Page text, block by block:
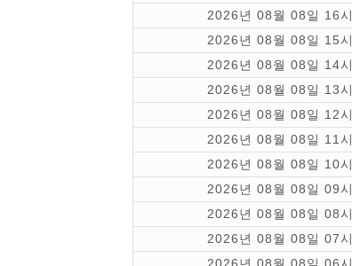
2026년 08월 08일 16시
2026년 08월 08일 15시
2026년 08월 08일 14시
2026년 08월 08일 13시
2026년 08월 08일 12시
2026년 08월 08일 11시
2026년 08월 08일 10시
2026년 08월 08일 09시
2026년 08월 08일 08시
2026년 08월 08일 07시